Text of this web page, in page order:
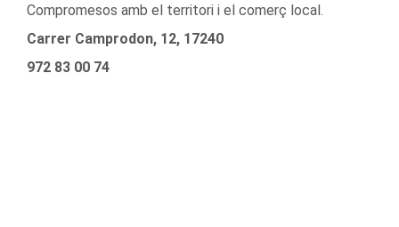
Compromesos amb el territori i el comerç local.
Carrer Camprodon, 12, 17240
972 83 00 74